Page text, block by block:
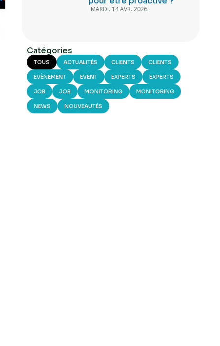
MARDI. 14 AVR. 2026
Catégories
ACTUALITÉS CLIENTS CLIENTS
EVÈNEMENT EVENT EXPERTS EXPERTS
JOB JOB MONITORING MONITORING
NEWS NOUVEAUTÉS
TOUS